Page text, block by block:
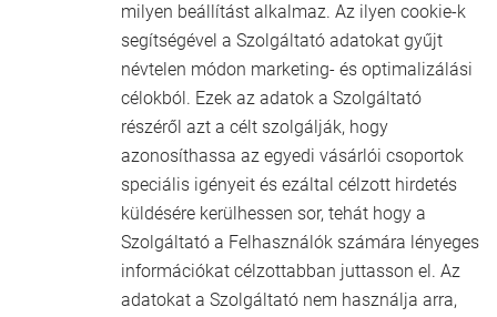
milyen beállítást alkalmaz. Az ilyen cookie-k
segítségével a Szolgáltató adatokat gyűjt
névtelen módon marketing- és optimalizálási
célokból. Ezek az adatok a Szolgáltató
részéről azt a célt szolgálják, hogy
azonosíthassa az egyedi vásárlói csoportok
speciális igényeit és ezáltal célzott hirdetés
küldésére kerülhessen sor, tehát hogy a
Szolgáltató a Felhasználók számára lényeges
információkat célzottabban juttasson el. Az
adatokat a Szolgáltató nem használja arra,